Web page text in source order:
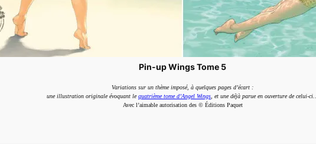
Pin-up Wings Tome 5
Variations sur un thème imposé, à quelques pages d’écart :
une illustration originale évoquant lequatrième tome d’Angel Wings , et une déjà parue en ouverture de celui-ci…
Avec l’aimable autorisation des © Éditions Paquet